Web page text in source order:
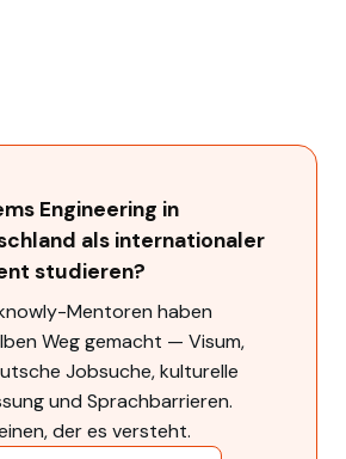
Engineering in
als internationaler
studieren?
Mentoren haben
Weg gemacht — Visum,
Jobsuche, kulturelle
und Sprachbarrieren.
der es versteht.